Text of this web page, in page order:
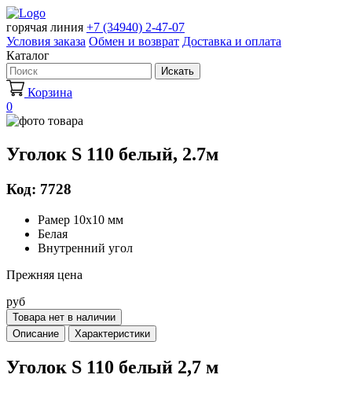
горячая линия +7 (34940) 2-47-07
Условия заказа Обмен и возврат Доставка и оплата
Каталог
Искать
Корзина
0
Уголок S 110 белый, 2.7м
Код: 7728
Рамер 10х10 мм
Белая
Внутренний угол
Прежняя цена
руб
Товара нет в наличии
Описание
Характеристики
Уголок S 110 белый 2,7 м